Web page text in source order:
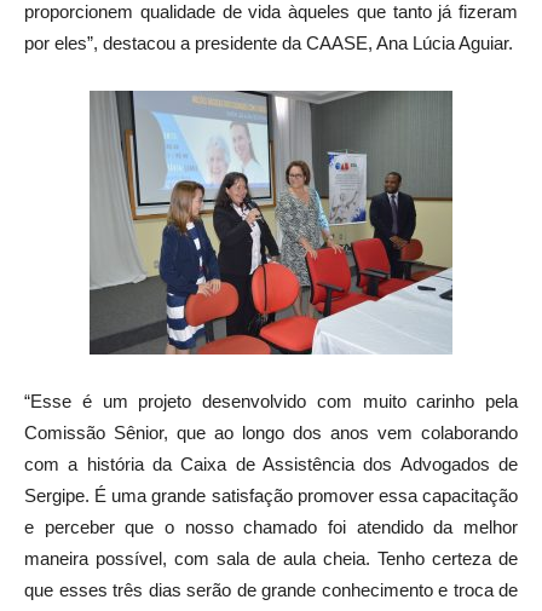
proporcionem qualidade de vida àqueles que tanto já fizeram
por eles”, destacou a presidente da CAASE, Ana Lúcia Aguiar.
“Esse é um projeto desenvolvido com muito carinho pela
Comissão Sênior, que ao longo dos anos vem colaborando
com a história da Caixa de Assistência dos Advogados de
Sergipe. É uma grande satisfação promover essa capacitação
e perceber que o nosso chamado foi atendido da melhor
maneira possível, com sala de aula cheia. Tenho certeza de
que esses três dias serão de grande conhecimento e troca de